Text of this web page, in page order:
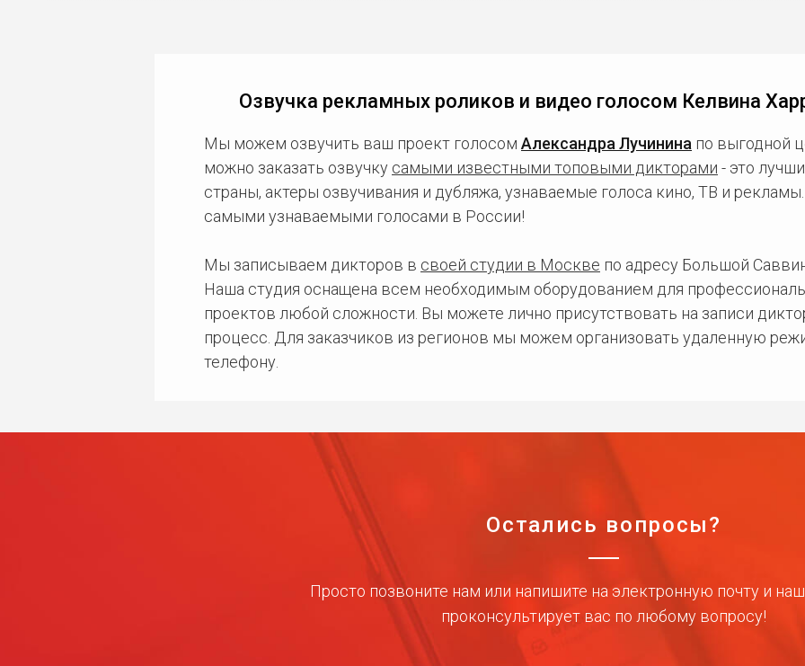
Озвучка рекламных роликов и видео голосом Келвина
Мы можем озвучить ваш проект голосом Александра Лучинина по выгодной
можно заказать озвучку самыми известными топовыми дикторами - это
страны, актеры озвучивания и дубляжа, узнаваемые голоса кино, ТВ и
самыми узнаваемыми голосами в России!
Мы записываем дикторов в своей студии в Москве по адресу Большой
Наша студия оснащена всем необходимым оборудованием для
проектов любой сложности. Вы можете лично присутствовать на записи
процесс. Для заказчиков из регионов мы можем организовать удаленную
телефону.
Остались вопросы?
Просто позвоните нам или напишите на электронную почту и
проконсультирует вас по любому вопросу!